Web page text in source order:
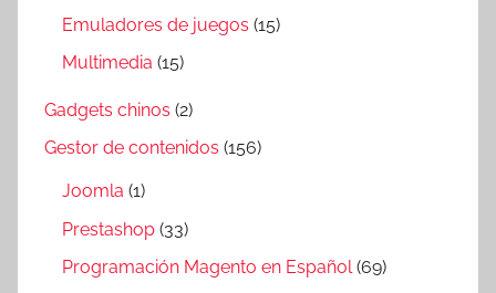
Emuladores de juegos (15)
Multimedia (15)
Gadgets chinos (2)
Gestor de contenidos (156)
Joomla (1)
Prestashop (33)
Programación Magento en Español(69)